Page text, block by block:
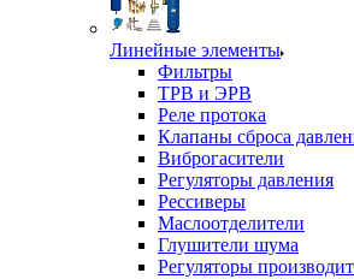
Линейные элементы
Фильтры
ТРВ и ЭРВ
Реле протока
Клапаны сброса
Виброгасители
Регуляторы давления
Рессиверы
Маслоотделители
Глушители шума
Регуляторы